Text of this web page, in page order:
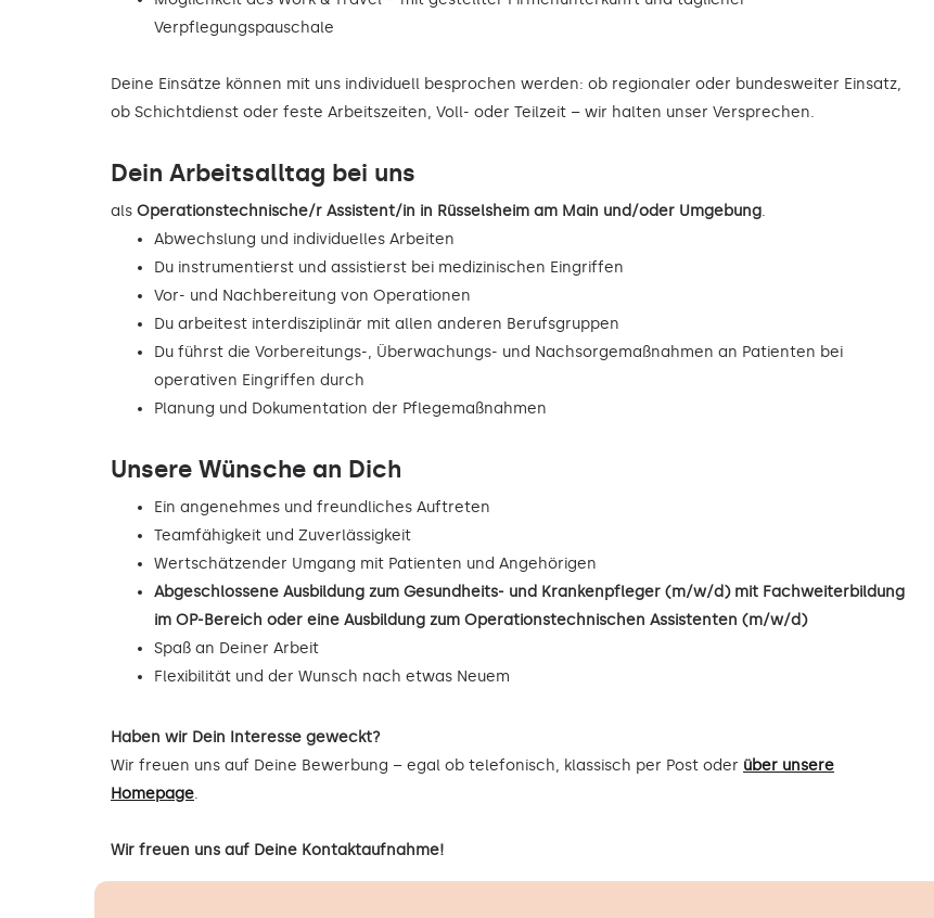
Verpflegungspauschale
Deine Einsätze können mit uns individuell besprochen werden: ob regionaler oder bundesweiter Einsatz,
ob Schichtdienst oder feste Arbeitszeiten, Voll- oder Teilzeit – wir halten unser Versprechen.
Dein Arbeitsalltag bei uns
als Operationstechnische/r Assistent/in in Rüsselsheim am Main und/oder Umgebung.
Abwechslung und individuelles Arbeiten
Du instrumentierst und assistierst bei medizinischen Eingriffen
Vor- und Nachbereitung von Operationen
Du arbeitest interdisziplinär mit allen anderen Berufsgruppen
Du führst die Vorbereitungs-, Überwachungs- und Nachsorgemaßnahmen an Patienten bei
operativen Eingriffen durch
Planung und Dokumentation der Pflegemaßnahmen
Unsere Wünsche an Dich
Ein angenehmes und freundliches Auftreten
Teamfähigkeit und Zuverlässigkeit
Wertschätzender Umgang mit Patienten und Angehörigen
Abgeschlossene Ausbildung zum Gesundheits- und Krankenpfleger (m/w/d) mit Fachweiterbildung
im OP-Bereich oder eine Ausbildung zum Operationstechnischen Assistenten (m/w/d)
Spaß an Deiner Arbeit
Flexibilität und der Wunsch nach etwas Neuem
Haben wir Dein Interesse geweckt?
Wir freuen uns auf Deine Bewerbung – egal ob telefonisch, klassisch per Post oder über unsere
Homepage.
Wir freuen uns auf Deine Kontaktaufnahme!